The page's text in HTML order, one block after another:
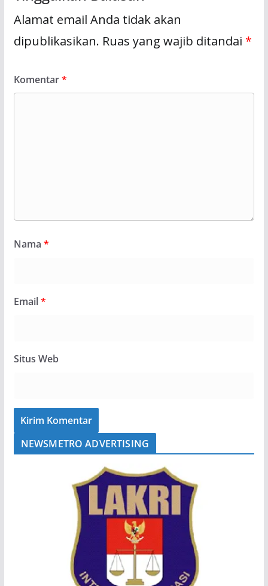
Alamat email Anda tidak akan
dipublikasikan. Ruas yang wajib ditandai *
Komentar*
Nama *
Email*
Situs Web
NEWSMETRO ADVERTISING